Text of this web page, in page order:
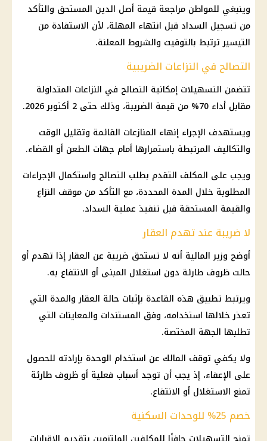
وينبغي للمواطن مراجعة قيمة أصل الدين المستحق والتأكد
من تسجيل السداد قبل انتهاء المهلة، لأن الاستفادة من
التيسير ترتبط بالتوقيت والشروط المعلنة.
التصالح في النزاعات الضريبية
تتضمن التسهيلات إمكانية التصالح في النزاعات المتداولة
مقابل أداء 70% من قيمة الضريبة، وذلك حتى 2 أكتوبر 2026.
ويستهدف الإجراء إنهاء المنازعات القائمة وتقليل الوقت
والتكاليف المرتبطة باستمرارها أمام جهات الطعن أو القضاء.
ويجب على المكلف التقدم بطلب التصالح واستكمال الإجراءات
المطلوبة خلال المدة المحددة، مع التأكد من موقف النزاع
والقيمة المستحقة قبل تنفيذ عملية السداد.
لا ضريبة عند تهدم العقار
أوضح وزيرالمالية أنه لا تستحق ضريبة عن العقار إذا تهدم أو
حالت ظروف طارئة دون استغلال المبنى أو الانتفاع به.
ويرتبط تطبيق هذه القاعدة بإثبات حالة العقار والمدة التي
تعذر خلالها استخدامه، وفق المستندات والمعاينات التي
تطلبها الجهة المختصة.
ولا يكفي توقف المالك عن استخدام الوحدة بإرادته للحصول
على الإعفاء، إذ يجب أن توجد أسباب فعلية أو ظروف طارئة
تمنع الاستغلال أو الانتفاع.
خصم 25% للوحدات السكنية